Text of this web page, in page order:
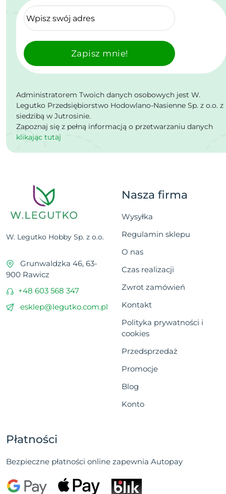
Zapisz mnie!
Administratorem Twoich danych osobowych jest W.
Legutko Przedsiębiorstwo Hodowlano-Nasienne Sp. z o.o. z
siedzibą w Jutrosinie.
Zapoznaj się z pełną informacją o przetwarzaniu danych
klikając tutaj
W. Legutko Hobby Sp. z o.o.
Grunwaldzka 46, 63-
900 Rawicz
+48 603 568 347
esklep@legutko.com.pl
Nasza firma
Wysyłka
Regulamin sklepu
O nas
Czas realizacji
Zwrot zamówień
Kontakt
Polityka prywatności i
cookies
Przedsprzedaż
Promocje
Blog
Konto
Płatności
Bezpieczne płatności online zapewnia Autopay